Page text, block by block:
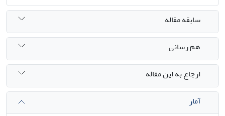
سابقه مقاله
هم رسانی
ارجاع به این مقاله
آمار